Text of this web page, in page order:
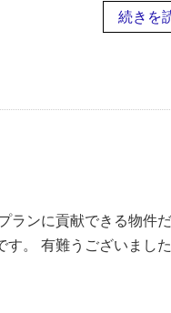
続きを
ランに貢献できる物件
す。 有難うございまし